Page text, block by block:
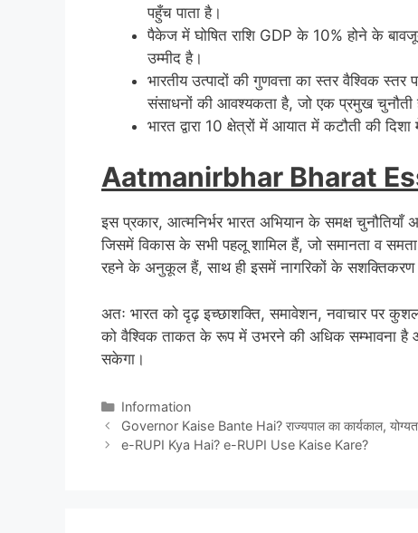
पहुँच पाता है।
पैकेज में घोषित राशि GDP के 10% होने के
उम्मीद है।
भारतीय उत्पादों की गुणवत्ता का स्तर वैश्विक
संसाधनों की आवश्यकता है, जो एक प्रमुख चुनौती
भारत द्वारा 10 क्षेत्रों में आयात में कटौती की
Aatmanirbhar Bharat
इस प्रकार, आत्मनिर्भर भारत अभियान के समक्ष चुनौतियाँ
जिसमें विकास के सभी पहलू शामिल हैं, जो समानता व
रहने के अनुकूल हैं, साथ ही इसमें नागरिकों के सशक्तिकरण
अतः भारत को दृढ़ इच्छाशक्ति, समावेशन, नवाचार पर
को वैश्विक ताकत के रूप में उभरने की अधिक सम्भावना है
सकेगा।
Categories
Information
Governor Kaise Bante Hai? राज्यपाल का कार्यकाल,
e-RUPI Kya Hai? e-RUPI Use Kaise Kare?